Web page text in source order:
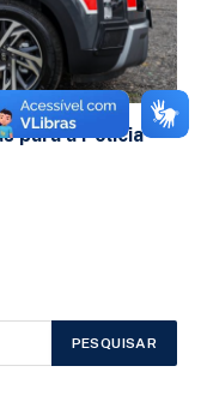
para a Polícia